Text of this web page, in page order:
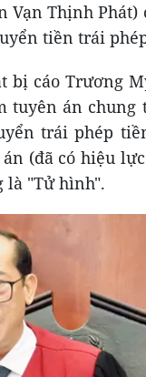
Vạn Thịnh
tiền trái
bị cáo Trương
tuyên án chung
trái phép
(đã có hiệu
là "Tử hình".